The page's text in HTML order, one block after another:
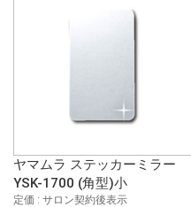
ヤマムラ ステッカーミラー
YSK-1700 (角型)小
定価 : サロン契約後表示